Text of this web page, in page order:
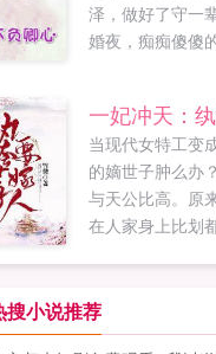
泽，做好了守一
婚夜，痴痴傻傻
秦怡严易泽全文
弹窗广告清爽在
一妃冲天：
当现代女特工变
的嫡世子肿么办
与天公比高。原
在人家身上比划
是文韬武略，弓
边疆，连皇帝都
搜小说推荐